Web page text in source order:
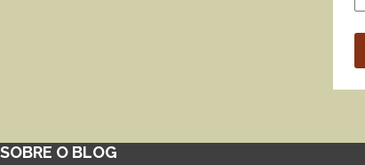
SOBRE O BLOG